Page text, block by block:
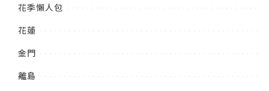
花季懶人包
花蓮
金門
離島